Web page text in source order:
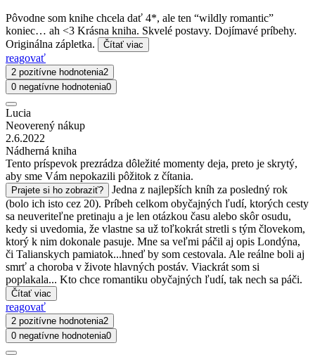
Pôvodne som knihe chcela dať 4*, ale ten “wildly romantic”
koniec… ah <3 Krásna kniha. Skvelé postavy. Dojímavé príbehy.
Originálna zápletka.
Čítať viac
reagovať
2 pozitívne hodnotenia2
0 negatívne hodnotenia0
Lucia
Neoverený nákup
2.6.2022
Nádherná kniha
Tento príspevok prezrádza dôležité momenty deja, preto je skrytý,
aby sme Vám nepokazili pôžitok z čítania.
Prajete si ho zobraziť?
Jedna z najlepších kníh za posledný rok
(bolo ich isto cez 20). Príbeh celkom obyčajných ľudí, ktorých cesty
sa neuveriteľne pretinaju a je len otázkou času alebo skôr osudu,
kedy si uvedomia, že vlastne sa už toľkokrát stretli s tým človekom,
ktorý k nim dokonale pasuje. Mne sa veľmi páčil aj opis Londýna,
či Talianskych pamiatok...hneď by som cestovala. Ale reálne boli aj
smrť a choroba v živote hlavných postáv. Viackrát som si
poplakala... Kto chce romantiku obyčajných ľudí, tak nech sa páči.
Čítať viac
reagovať
2 pozitívne hodnotenia2
0 negatívne hodnotenia0